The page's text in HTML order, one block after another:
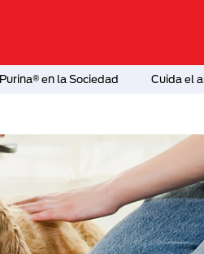
Purina® en la Sociedad Cuida el